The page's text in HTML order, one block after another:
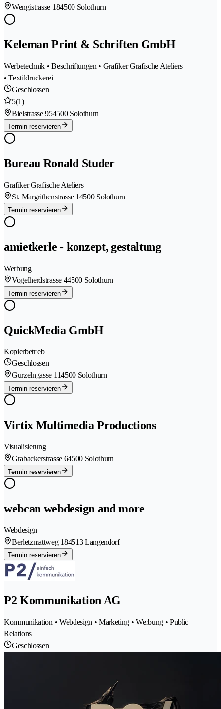
Wengistrasse 184500 Solothurn
Keleman Print & Schriften GmbH
Werbetechnik • Beschriftungen • Grafiker Grafische Ateliers
• Textildruckerei
Geschlossen
5(1)
Bielstrasse 954500 Solothurn
Termin reservieren
Bureau Ronald Studer
Grafiker Grafische Ateliers
St. Margrithenstrasse 14500 Solothurn
Termin reservieren
amietkerle - konzept, gestaltung
Werbung
Vogelherdstrasse 44500 Solothurn
Termin reservieren
QuickMedia GmbH
Kopierbetrieb
Geschlossen
Gurzelngasse 114500 Solothurn
Termin reservieren
Virtix Multimedia Productions
Visualisierung
Grabackerstrasse 64500 Solothurn
Termin reservieren
webcan webdesign and more
Webdesign
Berletzmattweg 184513 Langendorf
Termin reservieren
P2 Kommunikation AG
Kommunikation • Webdesign • Marketing • Werbung • Public
Relations
Geschlossen